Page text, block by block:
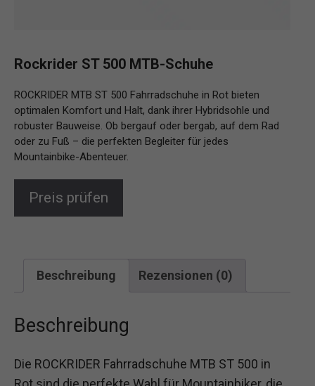
Rockrider ST 500 MTB-Schuhe
ROCKRIDER MTB ST 500 Fahrradschuhe in Rot bieten
optimalen Komfort und Halt, dank ihrer Hybridsohle und
robuster Bauweise. Ob bergauf oder bergab, auf dem Rad
oder zu Fuß – die perfekten Begleiter für jedes
Mountainbike-Abenteuer.
Preis prüfen
Beschreibung Rezensionen (0)
Beschreibung
Die ROCKRIDER Fahrradschuhe MTB ST 500 in